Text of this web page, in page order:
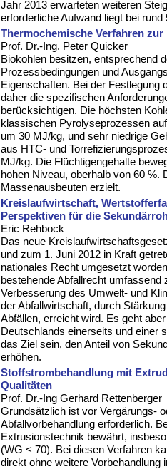
Jahr 2013 erwarteten weiteren
erforderliche Aufwand liegt bei rund
Thermochemische Verfahren
Prof. Dr.-Ing. Peter Quicker
Biokohlen besitzen, entsprechend
Prozessbedingungen und
Eigenschaften. Bei der Festlegung
daher die spezifischen
berücksichtigen. Die höchsten
klassischen Pyrolyseprozessen
um 30 MJ/kg, und sehr niedrige
aus HTC- und
MJ/kg. Die Flüchtigengehalte
hohen Niveau, oberhalb von 60 %.
Massenausbeuten erzielt.
Kreislaufwirtschaft,
Perspektiven für die
Eric Rehbock
Das neue
und zum 1. Juni 2012 in Kraft
nationales Recht umgesetzt
bestehende Abfallrecht
Verbesserung des Umwelt- und
der Abfallwirtschaft, durch
Abfällen, erreicht wird. Es geht
Deutschlands einerseits und einer
das Ziel sein, den Anteil von
erhöhen.
Stoffstrombehandlung mit
Qualitäten
Prof. Dr.-Ing Gerhard Rettenberger
Grundsätzlich ist vor Vergärungs-
Abfallvorbehandlung erforderlich.
Extrusionstechnik bewährt,
(WG < 70). Bei diesen Verfahren
direkt ohne weitere